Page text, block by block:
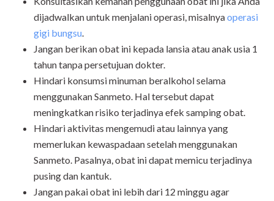
dijadwalkan untuk menjalani operasi, misalnyaoperasi
gigi bungsu.
Jangan berikan obat ini kepada lansia atau anak usia 1
tahun tanpa persetujuan dokter.
Hindari konsumsi minuman beralkohol selama
menggunakan Sanmeto. Hal tersebut dapat
meningkatkan risiko terjadinya efek samping obat.
Hindari aktivitas mengemudi atau lainnya yang
memerlukan kewaspadaan setelah menggunakan
Sanmeto. Pasalnya, obat ini dapat memicu terjadinya
pusing dan kantuk.
Jangan pakai obat ini lebih dari 12 minggu agar